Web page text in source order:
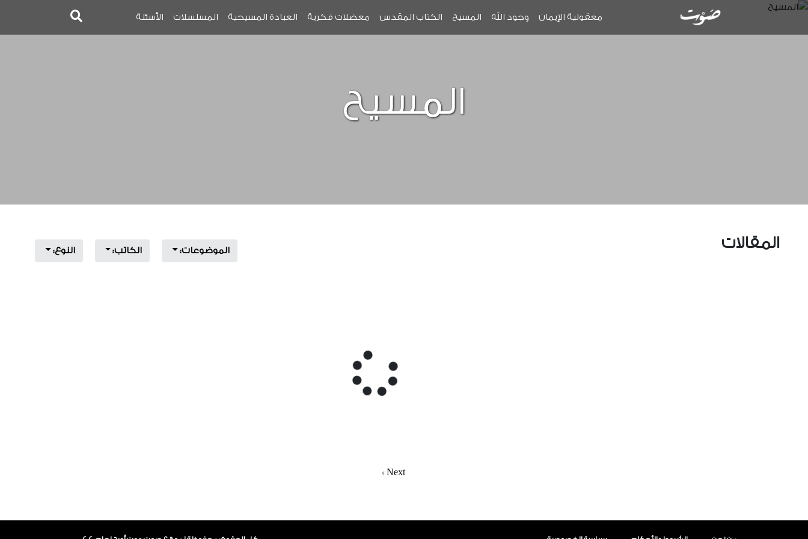
معقولية الإيمان وجود الله المسيح الكتاب المقدس معضلات فكرية العبادة المسيحية المسلسلات الأسئلة
المسيح
المقالات الموضوعات: الكاتب: النوع:
Next
page